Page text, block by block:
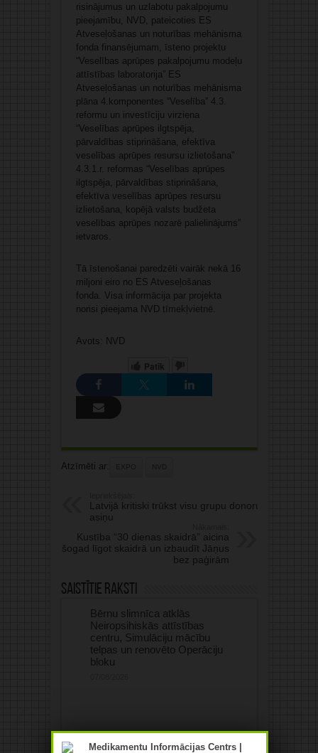
risinājumus un uzlabotu pakalpojumu
pieejamību, NVD, pateicoties ES
Atveseļošanas un noturības mehānisma
fonda finansējumam, īsteno projektu
“Veselības aprūpes pakalpojumu modeļu
attīstības laboratorija” ES
Atveseļošanas un noturības mehānisma
plāna 4.komponentes “Veselība” 4.3.
reformu un investīciju virziena
“Veselības aprūpes ilgtspēja,
pārvaldības stiprināšana, efektīva
veselības aprūpes resursu izlietošana”
4.3.1.r. reformas “Veselības aprūpes
ilgtspēja, pārvaldības stiprināšana,
efektīva veselības aprūpes resursu
izlietošana, kopējā valsts budžeta
veselības aprūpes nozarē palielinājums”
ietvaros.
Tā īstenošanai paredzēti vairāk nekā 16
miljoni eiro no ES Atveseļošanas
fonda. Visa informācija par projekta
norisi pieejama NVD tīmekļvietnē
Avots: NVD
Patīk
Atzīmēti ar: EXPO NVD
Latvijā kritiski trūkst visu grupu donoru
asiņu
Kustība “30 dienas skaidrā” aicina
šogad līgot skaidrā un izbaudīt Jāņus
bez paģirām
Saistītie raksti
Bērnu slimnīca atklās
Neiropsihiskās attīstības
centru, Simulāciju mācību
telpas un renovēto Operāciju
bloku